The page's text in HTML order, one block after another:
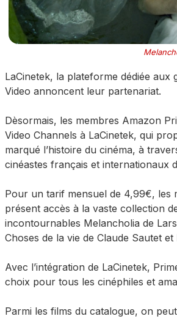
LaCinetek, la plateforme dédiée
Video annoncent leur partenariat.
Dèsormais, les membres Amazon
Video Channels à LaCinetek, qui
marqué l’histoire du cinéma, à
cinéastes français et internationaux
Pour un tarif mensuel de 4,99€, les
présent accès à la vaste collection
incontournables Melancholia de
Choses de la vie de Claude Sautet
Avec l’intégration de LaCinetek,
choix pour tous les cinéphiles et
Parmi les films du catalogue, on